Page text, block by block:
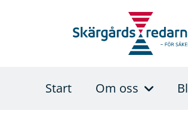
Start Om oss